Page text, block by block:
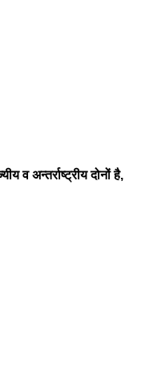
व अन्तर्राष्ट्रीय दोनों है,